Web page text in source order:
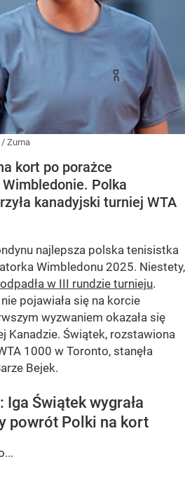
/ Zuma
kort po porażce
Polka
kanadyjski turniej WTA
najlepsza polska tenisistka
Wimbledonu 2025. Niestety,
odpadła w III rundzie turnieju.
pojawiała się na korcie
wyzwaniem okazała się
Kanadzie. Świątek, rozstawiona
1000 w Toronto, stanęła
Bejek.
Świątek wygrała
powrót Polki na kort